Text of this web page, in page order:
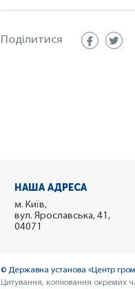
Поділитися
НАША АДРЕСА
м. Київ,
вул. Ярославська, 41,
04071
© Державна установа «Центр
Цитування, копіювання окремих